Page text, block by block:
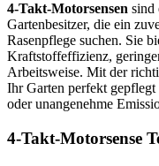
4-Takt-Motorsensen sind
Gartenbesitzer, die ein
Rasenpflege suchen. Sie
Kraftstoffeffizienz,
Arbeitsweise. Mit der
Ihr Garten perfekt
oder unangenehme
4-Takt-Motorsense